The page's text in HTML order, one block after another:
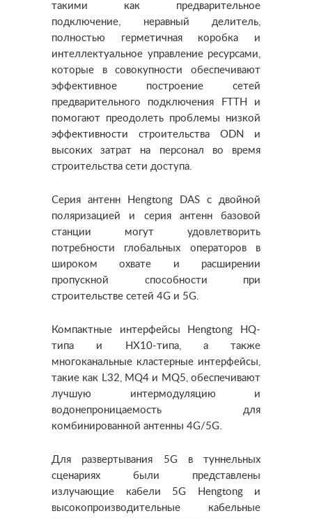
такими как предварительное
подключение, неравный делитель,
полностью герметичная коробка и
интеллектуальное управление ресурсами,
которые в совокупности обеспечивают
эффективное построение сетей
предварительного подключения FTTH и
помогают преодолеть проблемы низкой
эффективности строительства ODN и
высоких затрат на персонал во время
строительства сети доступа.
Серия антенн Hengtong DAS с двойной
поляризацией и серия антенн базовой
станции могут удовлетворить
потребности глобальных операторов в
широком охвате и расширении
пропускной способности при
строительстве сетей 4G и 5G.
Компактные интерфейсы Hengtong HQ-
типа и HX10-типа, а также
многоканальные кластерные интерфейсы,
такие как L32, MQ4 и MQ5, обеспечивают
лучшую интермодуляцию и
водонепроницаемость для
комбинированной антенны 4G/5G.
Для развертывания 5G в туннельных
сценариях были представлены
излучающие кабели 5G Hengtong и
высокопроизводительные кабельные